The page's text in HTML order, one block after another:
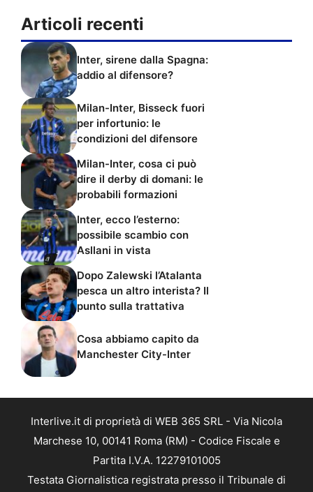
Articoli recenti
Inter, sirene dalla Spagna:
addio al difensore?
Milan-Inter, Bisseck fuori
per infortunio: le
condizioni del difensore
Milan-Inter, cosa ci può
dire il derby di domani: le
probabili formazioni
Inter, ecco l’esterno:
possibile scambio con
Asllani in vista
Dopo Zalewski l’Atalanta
pesca un altro interista? Il
punto sulla trattativa
Cosa abbiamo capito da
Manchester City-Inter
Interlive.it di proprietà di WEB 365 SRL - Via Nicola
Marchese 10, 00141 Roma (RM) - Codice Fiscale e
Partita I.V.A. 12279101005
Testata Giornalistica registrata presso il Tribunale di